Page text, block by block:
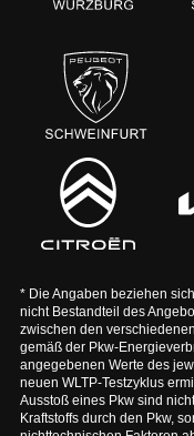
* Die Angaben beziehen
nicht Bestandteil des
zwischen den
gemäß der Pkw-
angegebenen Werte des
neuen WLTP-Testzyklus
Ausstoß eines Pkw sind
Kraftstoffs durch den Pkw,